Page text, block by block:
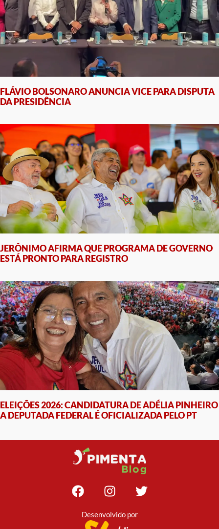
FLÁVIO BOLSONARO ANUNCIA VICE PARA DISPUTA
DA PRESIDÊNCIA
JERÔNIMO AFIRMA QUE PROGRAMA DE GOVERNO
ESTÁ PRONTO PARA REGISTRO
ELEIÇÕES 2026: CANDIDATURA DE ADÉLIA PINHEIRO
A DEPUTADA FEDERAL É OFICIALIZADA PELO PT
Desenvolvido por